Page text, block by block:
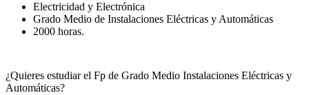
Electricidad y Electrónica
Grado Medio de Instalaciones Eléctricas y Automáticas
2000 horas.
¿Quieres estudiar el Fp de Grado Medio Instalaciones Eléctricas y
Automáticas?